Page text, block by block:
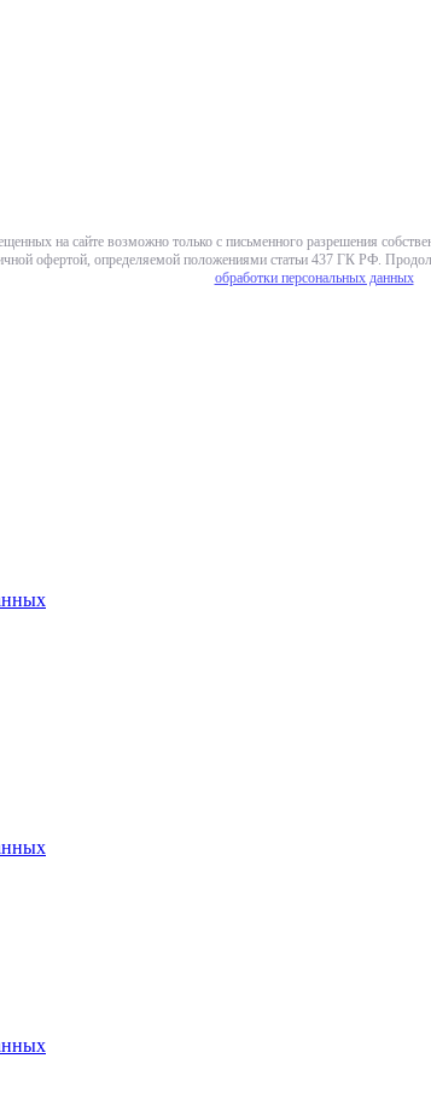
на сайте возможно только с письменного разрешения
офертой, определяемой положениями статьи 437 ГК РФ.
обработки персональных данных